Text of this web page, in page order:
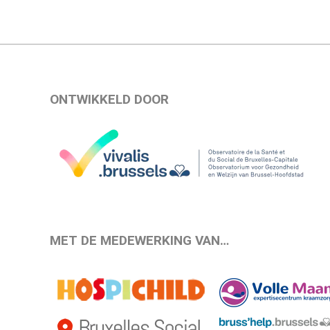
ONTWIKKELD DOOR
MET DE MEDEWERKING VAN…